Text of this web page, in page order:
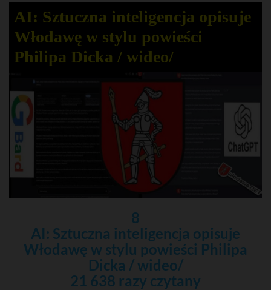
AI: Sztuczna inteligencja opisuje
Włodawę w stylu powieści
Philipa Dicka / wideo/
8
AI: Sztuczna inteligencja opisuje
Włodawę w stylu powieści Philipa
Dicka / wideo/
21 638 razy czytany